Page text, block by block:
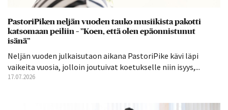
PastoriPiken neljän vuoden tauko musiikista pakotti
katsomaan peiliin – ”Koen, että olen epäonnistunut
isänä”
Neljän vuoden julkaisutaon aikana PastoriPike kävi läpi
vaikeita vuosia, jolloin joutuivat koetukselle niin isyys,...
17.07.2026